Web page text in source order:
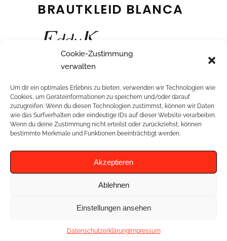
Cookie-Zustimmung
verwalten
Um dir ein optimales Erlebnis zu bieten, verwenden wir Technologien wie
Cookies, um Geräteinformationen zu speichern und/oder darauf
zuzugreifen. Wenn du diesen Technologien zustimmst, können wir Daten
wie das Surfverhalten oder eindeutige IDs auf dieser Website verarbeiten.
Wenn du deine Zustimmung nicht erteilst oder zurückziehst, können
bestimmte Merkmale und Funktionen beeinträchtigt werden.
Akzeptieren
Ablehnen
Einstellungen ansehen
DatenschutzerklärungImpressum
BRAUTKLEID BLANCA
romantisches Kleid in Tüllspitze mit V-
RELATED PROJECTS